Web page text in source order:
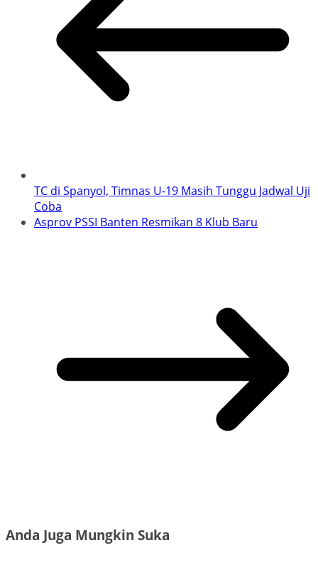
TC di Spanyol, Timnas U-19 Masih Tunggu Jadwal Uji
Coba
Asprov PSSI Banten Resmikan 8 Klub Baru
Anda Juga Mungkin Suka